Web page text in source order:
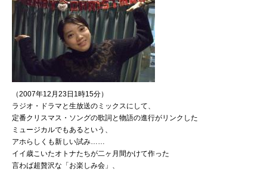
（2007年12月23日1時15分）
ラジオ・ドラマと生放送のミックスにして、
定番クリスマス・ソングの歌詞と物語の進行がリンクした
ミュージカルでもあるという、
アホらしくも新しい試み……
イイ歳こいたオトナたちが二ヶ月間かけて作った
言わば超贅沢な「お楽しみ会」、